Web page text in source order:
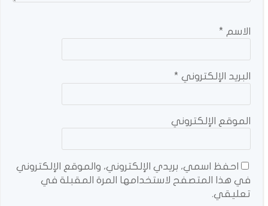
الاسم *
البريد الإلكتروني *
الموقع الإلكتروني
احفظ اسمي، بريدي الإلكتروني، والموقع الإلكتروني
في هذا المتصفح لاستخدامها المرة المقبلة في
تعليقي.